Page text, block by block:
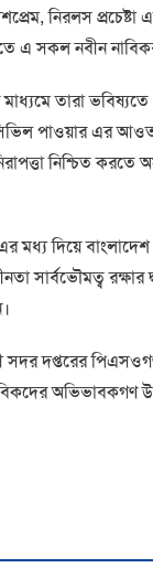
নিরলস
এ সকল নবীন
মাধ্যমে তারা
পাওয়ার এর
নিশ্চিত
দিয়ে বাংলাদেশ
সার্বভৌমত্ব
দপ্তরের
অভিভাবকগণ